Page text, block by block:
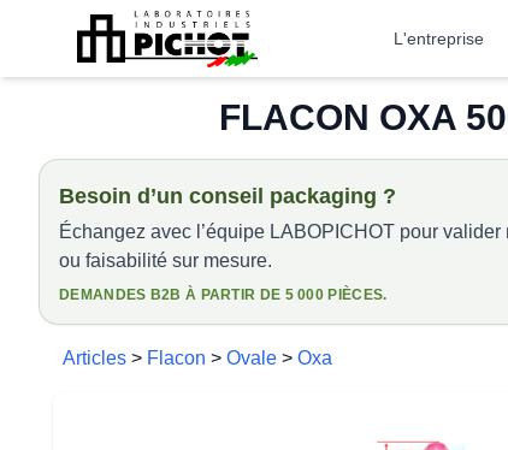
L'entreprise
FLACON OXA
Besoin d’un conseil packaging ?
Échangez avec l’équipe LABOPICHOT pour
ou faisabilité sur mesure.
DEMANDES B2B À PARTIR DE 5 000 PIÈCES.
Articles > Flacon > Ovale > Oxa